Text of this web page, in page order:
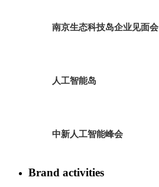
南京生态科技岛企业见面会
人工智能岛
中新人工智能峰会
Brand activities